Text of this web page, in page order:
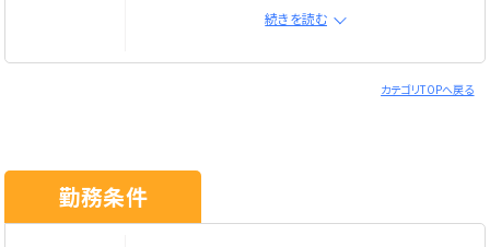
【あれば活かせる資格】
※いずれかの資格をお持ちの方は優遇いたします。
・U・Iターン、リスタートを考えている方
・明るく前向きに人と関わることが好きな方
続きを読む
カテゴリTOPへ戻る
勤務条件